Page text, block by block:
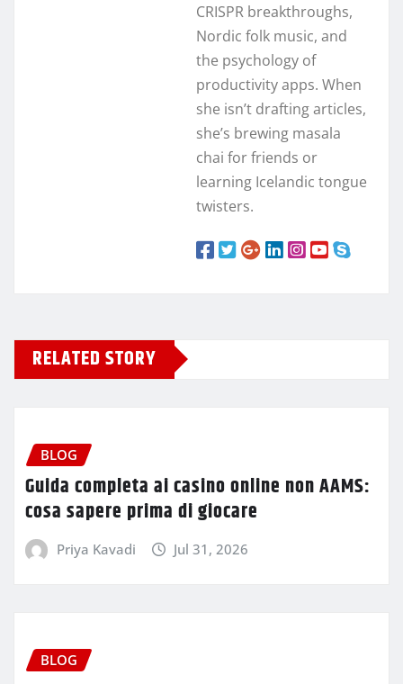
CRISPR breakthroughs,
Nordic folk music, and
the psychology of
productivity apps. When
she isn’t drafting articles,
she’s brewing masala
chai for friends or
learning Icelandic tongue
twisters.
RELATED STORY
BLOG
Guida completa ai casino online non AAMS:
cosa sapere prima di giocare
Priya Kavadi Jul 31, 2026
BLOG